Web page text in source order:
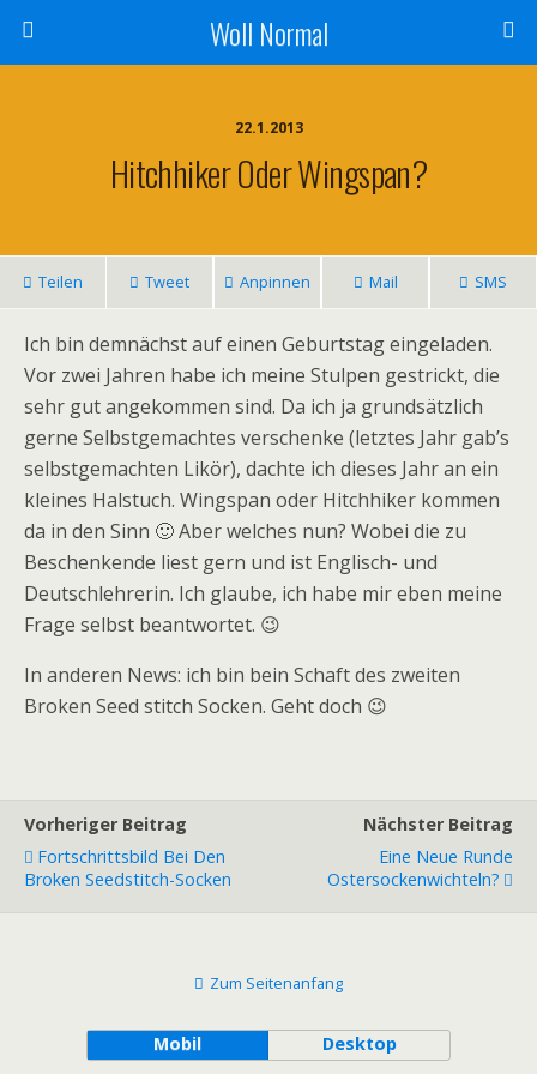
Woll Normal
22.1.2013
Hitchhiker Oder Wingspan?
Teilen Tweet Anpinnen Mail SMS
Ich bin demnächst auf einen Geburtstag eingeladen.
Vor zwei Jahren habe ich meine Stulpen gestrickt, die
sehr gut angekommen sind. Da ich ja grundsätzlich
gerne Selbstgemachtes verschenke (letztes Jahr gab’s
selbstgemachten Likör), dachte ich dieses Jahr an ein
kleines Halstuch. Wingspan oder Hitchhiker kommen
da in den Sinn 🙂 Aber welches nun? Wobei die zu
Beschenkende liest gern und ist Englisch- und
Deutschlehrerin. Ich glaube, ich habe mir eben meine
Frage selbst beantwortet. 😉
In anderen News: ich bin bein Schaft des zweiten
Broken Seed stitch Socken. Geht doch 😉
Vorheriger Beitrag
Fortschrittsbild Bei Den
Broken Seedstitch-Socken
Nächster Beitrag
Eine Neue Runde
Ostersockenwichteln?
Zum Seitenanfang
Mobil Desktop